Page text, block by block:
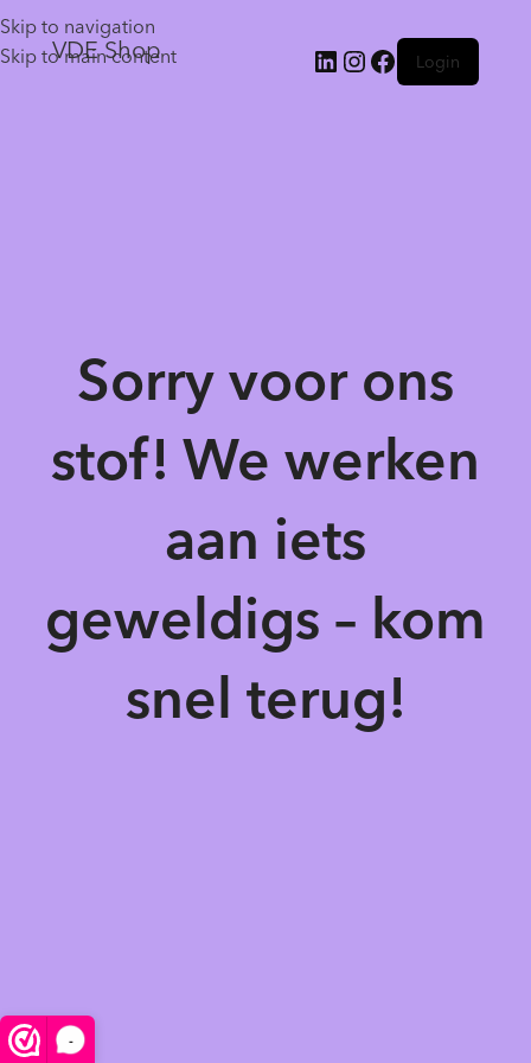
-
Skip to navigation
Skip to main content
VDE Shop Login
Sorry voor ons
stof! We werken
aan iets
geweldigs – kom
snel terug!